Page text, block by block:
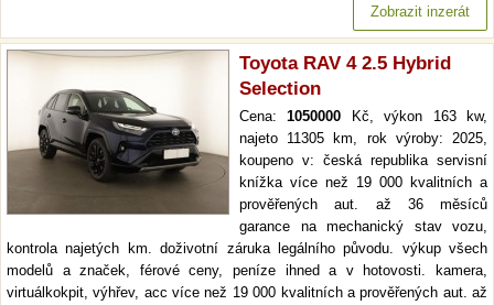
Zobrazit inzerát
Toyota RAV 4 2.5 Hybrid
Selection
Cena:1050000 Kč, výkon 163 kw,
najeto 11305 km, rok výroby: 2025,
koupeno v: česká republika servisní
knížka více než 19 000 kvalitních a
prověřených aut. až 36 měsíců
garance na mechanický stav vozu,
kontrola najetých km. doživotní záruka legálního původu. výkup všech
modelů a značek, férové ceny, peníze ihned a v hotovosti. kamera,
virtuálkokpit, výhřev, acc více než 19 000 kvalitních a prověřených aut. až